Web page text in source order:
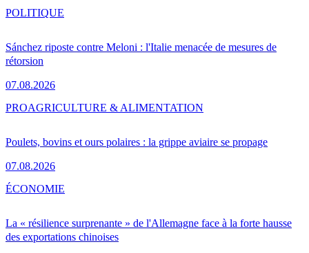
Sánchez riposte contre Meloni : l'Italie menacée de mesures de
rétorsion
07.08.2026
POLITIQUE
Poulets, bovins et ours polaires : la grippe aviaire se propage
07.08.2026
PROAGRICULTURE & ALIMENTATION
La « résilience surprenante » de l'Allemagne face à la forte hausse
des exportations chinoises
ÉCONOMIE